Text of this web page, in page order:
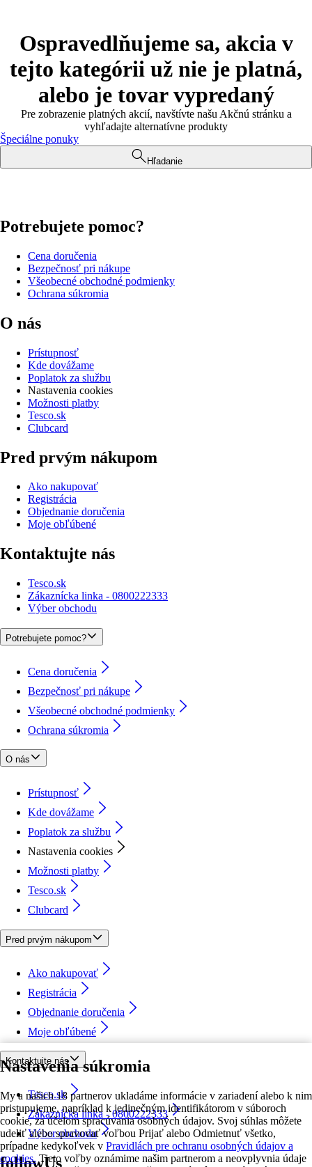
Nastavenia súkromia
My a našich 18 partnerov ukladáme informácie v zariadení alebo k nim
pristupujeme, napríklad k jedinečným identifikátorom v súboroch
cookie, za účelom spracúvania osobných údajov. Svoj súhlas môžete
udeliť alebo spravovať voľbou Prijať alebo Odmietnuť všetko,
prípadne kedykoľvek v Pravidlách pre ochranu osobných údajov a
cookies. Tieto voľby oznámime našim partnerom a neovplyvnia údaje
Ospravedlňujeme sa, akcia v
tejto kategórii už nie je platná,
alebo je tovar vypredaný
Pre zobrazenie platných akcií, navštívte našu Akčnú stránku a
vyhľadajte alternatívne produkty
Špeciálne ponuky
Hľadanie
Potrebujete pomoc?
Cena doručenia
Bezpečnosť pri nákupe
Všeobecné obchodné podmienky
Ochrana súkromia
O nás
Prístupnosť
Kde dovážame
Poplatok za službu
Nastavenia cookies
Možnosti platby
Tesco.sk
Clubcard
Pred prvým nákupom
Ako nakupovať
Registrácia
Objednanie doručenia
Moje obľúbené
Kontaktujte nás
Tesco.sk
Zákaznícka linka - 0800222333
Výber obchodu
Potrebujete pomoc?
Cena doručenia
Bezpečnosť pri nákupe
Všeobecné obchodné podmienky
Ochrana súkromia
O nás
Prístupnosť
Kde dovážame
Poplatok za službu
Nastavenia cookies
Možnosti platby
Tesco.sk
Clubcard
Pred prvým nákupom
Ako nakupovať
Registrácia
Objednanie doručenia
Moje obľúbené
Kontaktujte nás
Tesco.sk
Zákaznícka linka - 0800222333
Výber obchodu
followUs